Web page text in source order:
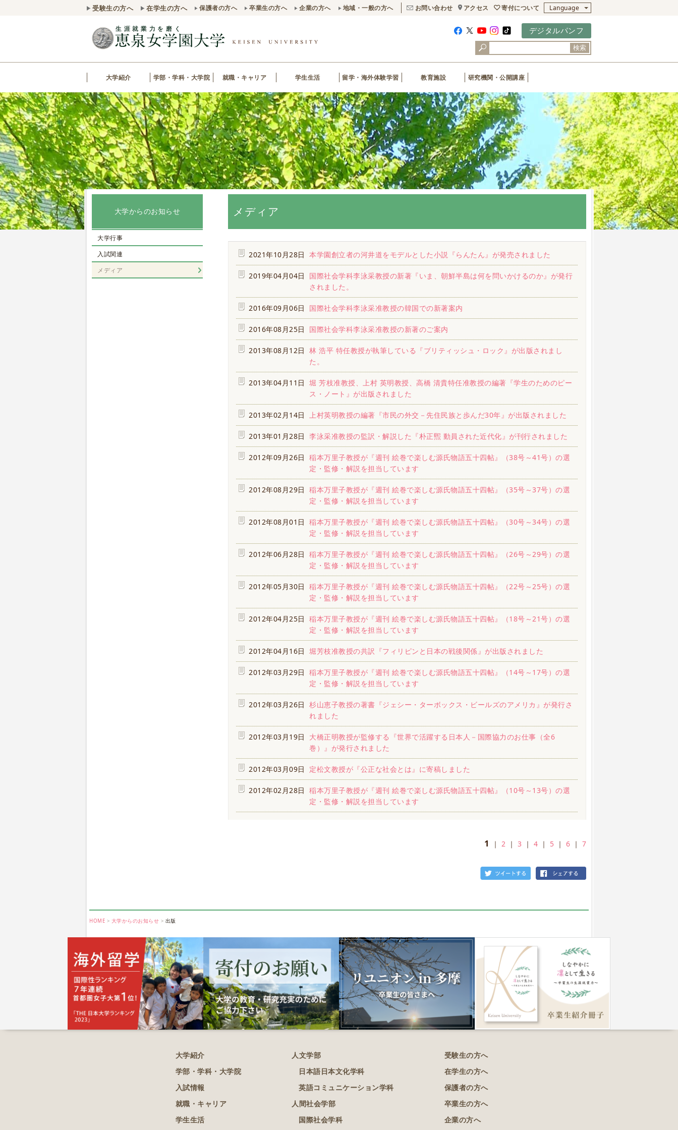
受験生の方へ 在学生の方へ 保護者の方へ 卒業生の方へ 企業の方へ 地域・一般の方へ お問い合わせ アクセス 寄付について Language
デジタルパンフ
検索
大学紹介 学部・学科・大学院 就職・キャリア 学生生活 留学・海外体験学習 教育施設 研究機関・公開講座
メディア
2021年10月28日 本学園創立者の河井道をモデルとした小説『らんたん』が発売されました
2019年04月04日
国際社会学科李泳采教授の新著『いま、朝鮮半島は何を問いかけるのか』が発行
されました。
2016年09月06日 国際社会学科李泳采准教授の韓国での新著案内
2016年08月25日 国際社会学科李泳采准教授の新著のご案内
2013年08月12日 林 浩平 特任教授が執筆している『ブリティッシュ・ロック』が出版されまし
た。
2013年04月11日 堀 芳枝准教授、上村 英明教授、高橋 清貴特任准教授の編著『学生のためのピー
ス・ノート』が出版されました
2013年02月14日 上村英明教授の編著『市民の外交－先住民族と歩んだ30年』が出版されました
2013年01月28日 李泳采准教授の監訳・解説した『朴正煕 動員された近代化』が刊行されました
2012年09月26日 稲本万里子教授が『週刊 絵巻で楽しむ源氏物語五十四帖』（38号～41号）の選
定・監修・解説を担当しています
2012年08月29日 稲本万里子教授が『週刊 絵巻で楽しむ源氏物語五十四帖』（35号～37号）の選
定・監修・解説を担当しています
2012年08月01日 稲本万里子教授が『週刊 絵巻で楽しむ源氏物語五十四帖』（30号～34号）の選
定・監修・解説を担当しています
2012年06月28日 稲本万里子教授が『週刊 絵巻で楽しむ源氏物語五十四帖』（26号～29号）の選
定・監修・解説を担当しています
2012年05月30日 稲本万里子教授が『週刊 絵巻で楽しむ源氏物語五十四帖』（22号～25号）の選
定・監修・解説を担当しています
2012年04月25日 稲本万里子教授が『週刊 絵巻で楽しむ源氏物語五十四帖』（18号～21号）の選
定・監修・解説を担当しています
2012年04月16日 堀芳枝准教授の共訳『フィリピンと日本の戦後関係』が出版されました
2012年03月29日 稲本万里子教授が『週刊 絵巻で楽しむ源氏物語五十四帖』（14号～17号）の選
定・監修・解説を担当しています
2012年03月26日 杉山恵子教授の著書『ジェシー・ターボックス・ビールズのアメリカ』が発行さ
れました
2012年03月19日
大橋正明教授が監修する『世界で活躍する日本人－国際協力のお仕事（全6
巻）』が発行されました
2012年03月09日 定松文教授が『公正な社会とは』に寄稿しました
2012年02月28日 稲本万里子教授が『週刊 絵巻で楽しむ源氏物語五十四帖』（10号～13号）の選
定・監修・解説を担当しています
1 ｜ 2 ｜ 3 ｜ 4 ｜ 5 ｜ 6 ｜ 7
大学からのお知らせ
大学行事
入試関連
メディア
HOME 大学からのお知らせ 出版
大学紹介
学部・学科・大学院
入試情報
就職・キャリア
学生生活
人文学部
日本語日本文化学科
英語コミュニケーション学科
人間社会学部
国際社会学科
受験生の方へ
在学生の方へ
保護者の方へ
卒業生の方へ
企業の方へ